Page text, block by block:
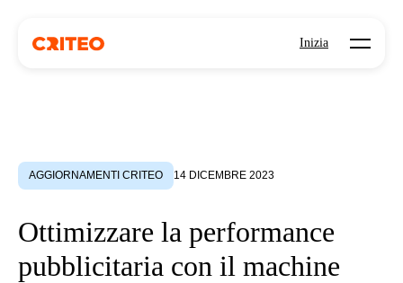
Inizia Open
AGGIORNAMENTI CRITEO 14 DICEMBRE 2023
Ottimizzare la performance
pubblicitaria con il machine